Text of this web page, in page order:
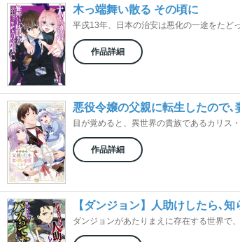
木っ端舞い散る その頃に
平戌13年、日本の治安は悪化の一途をたど
作品詳細
悪役令嬢の父親に転生したので､
目が覚めると、異世界の貴族であるカリス
作品詳細
【ダンジョン】人助けしたら､
ダンジョンがあたりまえに存在する世界で